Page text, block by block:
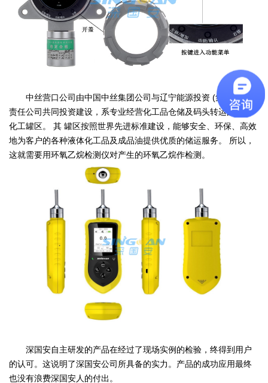
中丝营口公司由中国中丝集团公司与辽宁能源投资 (集团)有限
责任公司共同投资建设，系专业经营化工品仓储及码头转运的高端
化工罐区。
其 罐区按照世界先进标准建设，能够安全、环保、高效
地为客户的各种液体化工品及成品油提供优质的储运服务。
所以，
这就需要用环氧乙烷检测仪对产生的环氧乙烷作检测。
深国安自主研发的产品在经过了现场实例的检验，终得到用户
的认可。这说明了深国安公司所具备的实力。产品的成功应用最终
也没有浪费深国安人的付出。